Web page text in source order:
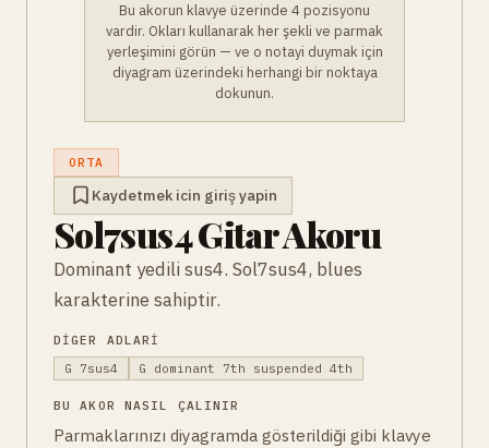
Bu akorun klavye üzerinde 4 pozisyonu
vardir. Okları kullanarak her şekli ve parmak
yerleşimini görün — ve o notayi duymak için
diyagram üzerindeki herhangi bir noktaya
dokunun.
ORTA
Kaydetmek icin giriş yapin
Sol7sus4 Gitar Akoru
Dominant yedili sus4. Sol7sus4, blues
karakterine sahiptir.
DIGER ADLARI
G 7sus4
G dominant 7th suspended 4th
BU AKOR NASIL ÇALINIR
Parmaklarınızı diyagramda gösterildiği gibi klavye